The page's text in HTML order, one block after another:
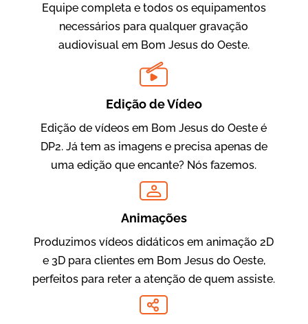
Vídeos de Integração e Segurança
Vídeo Institucional
Equipe completa e todos os equipamentos
necessários para qualquer gravação
audiovisual em Bom Jesus do Oeste.
Edição de Vídeo
Edição de vídeos em Bom Jesus do Oeste é
DP2. Já tem as imagens e precisa apenas de
uma edição que encante? Nós fazemos.
Animações
Produzimos vídeos didáticos em animação 2D
e 3D para clientes em Bom Jesus do Oeste,
perfeitos para reter a atenção de quem assiste.